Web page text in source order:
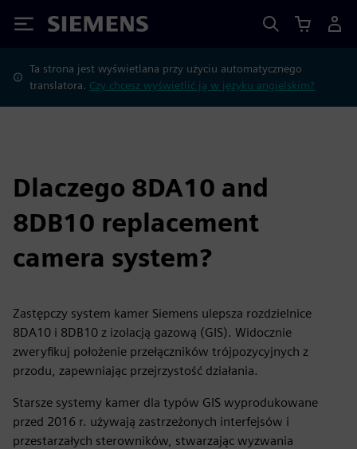
Siemens
Ta strona jest wyświetlana przy użyciu automatycznego
translatora. Czy chcesz wyświetlić ją w języku angielskim?
Dlaczego 8DA10 and
8DB10 replacement
camera system?
Zastępczy system kamer Siemens ulepsza rozdzielnice
8DA10 i 8DB10 z izolacją gazową (GIS). Widocznie
zweryfikuj położenie przełączników trójpozycyjnych z
przodu, zapewniając przejrzystość działania.
Starsze systemy kamer dla typów GIS wyprodukowane
przed 2016 r. używają zastrzeżonych interfejsów i
przestarzałych sterowników, stwarzając wyzwania